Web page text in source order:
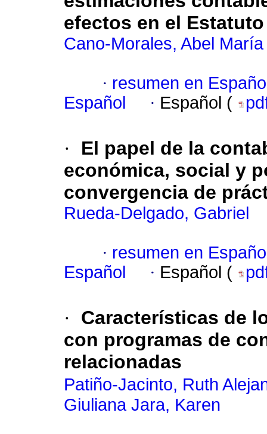
efectos en el
Cano-Morales, Abel María
· resumen en
Español
· Español (
·
El papel de la
económica, social y
convergencia de
Rueda-Delgado, Gabriel
· resumen en
Español
· Español (
·
Características de
con programas de
relacionadas
Patiño-Jacinto, Ruth
Giuliana Jara, Karen